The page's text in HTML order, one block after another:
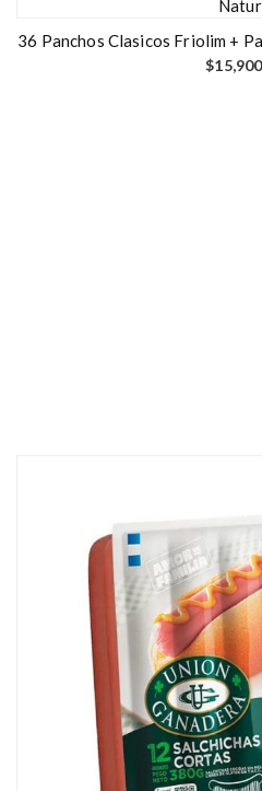
36 Panchos Clasicos Friolim +
$